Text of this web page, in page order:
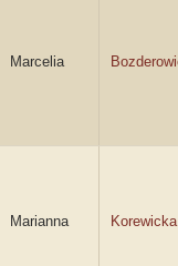
Marcelia
Marianna Korewicka